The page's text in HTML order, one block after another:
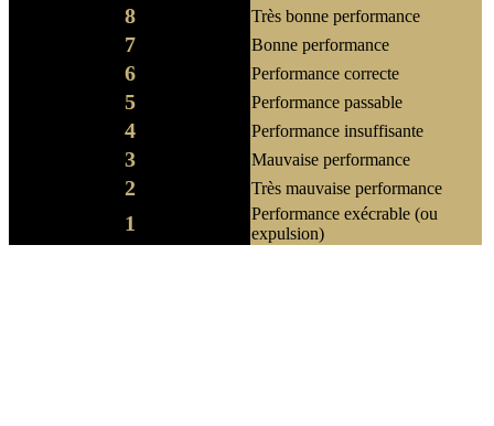
8 Très bonne performance
7 Bonne performance
6 Performance correcte
5 Performance passable
4 Performance insuffisante
3 Mauvaise performance
2 Très mauvaise performance
1
Performance exécrable (ou
expulsion)